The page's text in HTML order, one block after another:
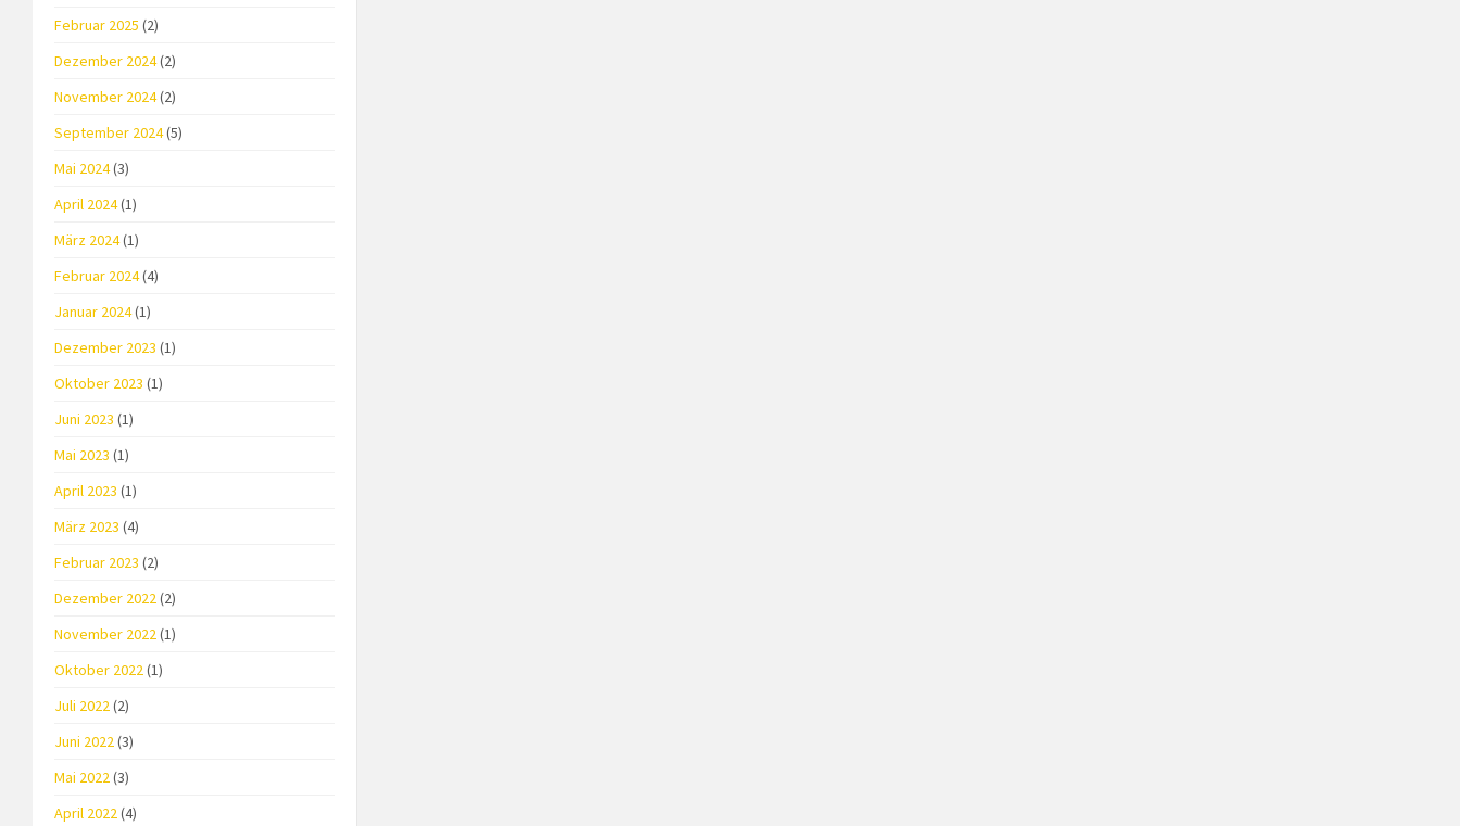
Februar 2025 (2)
Dezember 2024(2)
November 2024(2)
September 2024(5)
Mai 2024(3)
April 2024(1)
März 2024(1)
Februar 2024(4)
Januar 2024(1)
Dezember 2023 (1)
Oktober 2023 (1)
Juni 2023 (1)
Mai 2023 (1)
April 2023 (1)
März 2023 (4)
Februar 2023 (2)
Dezember 2022(2)
November 2022(1)
Oktober 2022(1)
Juli 2022(2)
Juni 2022(3)
Mai 2022(3)
April 2022(4)